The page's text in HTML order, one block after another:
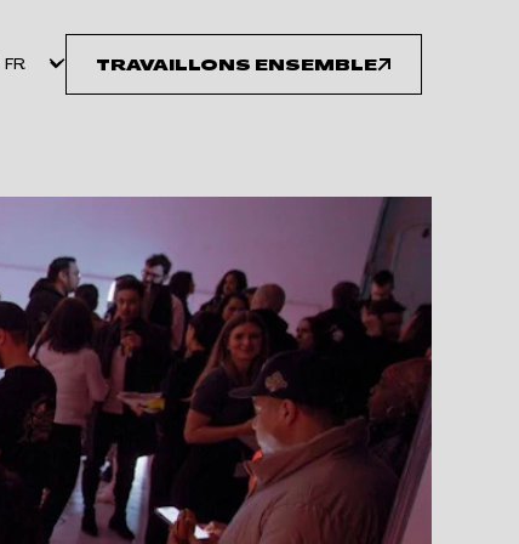
TRAVAILLONS ENSEMBLE